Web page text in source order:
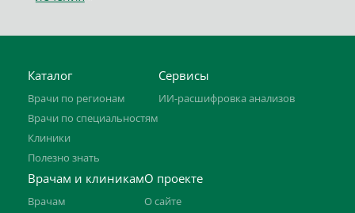
Каталог
Врачи по регионам
Врачи по специальностям
Клиники
Полезно знать
Сервисы
ИИ-расшифровка анализов
Врачам и клиникам
Врачам
О проекте
О сайте